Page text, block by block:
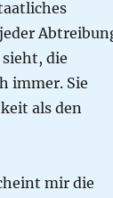
die
immer. Sie
als den
mir die